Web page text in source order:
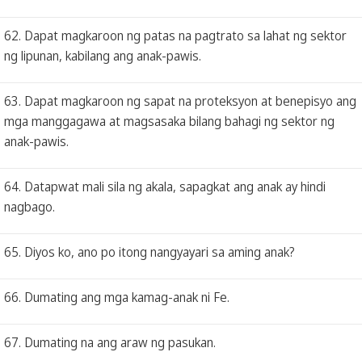
62. Dapat magkaroon ng patas na pagtrato sa lahat ng sektor
ng lipunan, kabilang ang anak-pawis.
63. Dapat magkaroon ng sapat na proteksyon at benepisyo ang
mga manggagawa at magsasaka bilang bahagi ng sektor ng
anak-pawis.
64. Datapwat mali sila ng akala, sapagkat ang anak ay hindi
nagbago.
65. Diyos ko, ano po itong nangyayari sa aming anak?
66. Dumating ang mga kamag-anak ni Fe.
67. Dumating na ang araw ng pasukan.